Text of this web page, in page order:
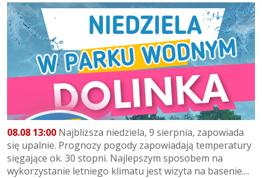
08.08 13:00 Najbliższa niedziela, 9 sierpnia, zapowiada
się upalnie. Prognozy pogody zapowiadają temperatury
sięgające ok. 30 stopni. Najlepszym sposobem na
wykorzystanie letniego klimatu jest wizyta na basenie....